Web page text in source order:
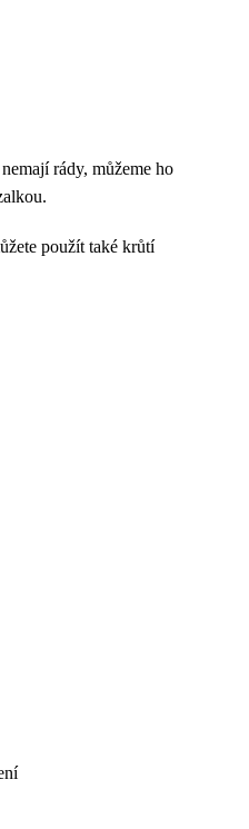
rády, můžeme ho
použít také krůtí